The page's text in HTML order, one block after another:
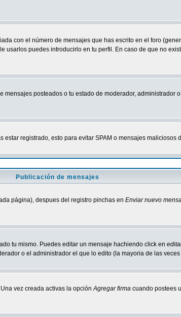
con el número de mensajes que has escrito en el foro
puedes introducirlo en tu perfil. En caso de que no
posteados o tu estado de moderador, administrador
registrado, esto para evitar SPAM o mensajes maliciosos
Publicación de mensajes
página), despues del registro pinchas en Enviar nuevo
tu mismo. Puedes editar un mensaje hachiendo click en
o el administrador el que lo edito (la mayoria de las
vez creada activas la opciónAgregar firma cuando postees